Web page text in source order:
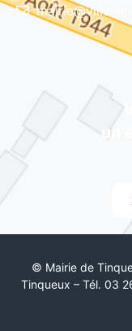
mairie@ville-
un
© Mairie de
Tinqueux – Tél. 03